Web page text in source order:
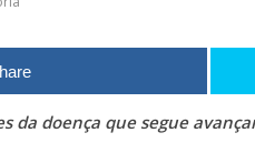
da doença que segue